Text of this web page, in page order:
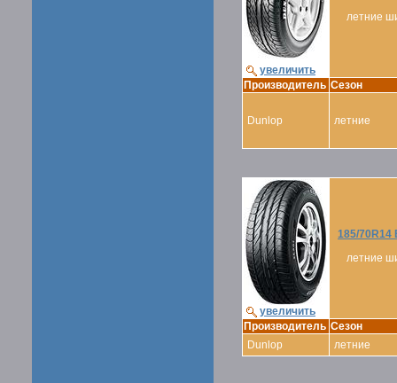
увеличить
летние
Производитель Сезон
Dunlop летние
увеличить
185/70R14
летние
Производитель Сезон
Dunlop
летние